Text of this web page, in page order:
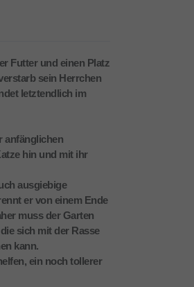
Futter und einen Platz
sein Herrchen
letztendlich im
anfänglichen
hin und mit ihr
ausgiebige
er von einem Ende
muss der Garten
sich mit der Rasse
kann.
ein noch tollerer